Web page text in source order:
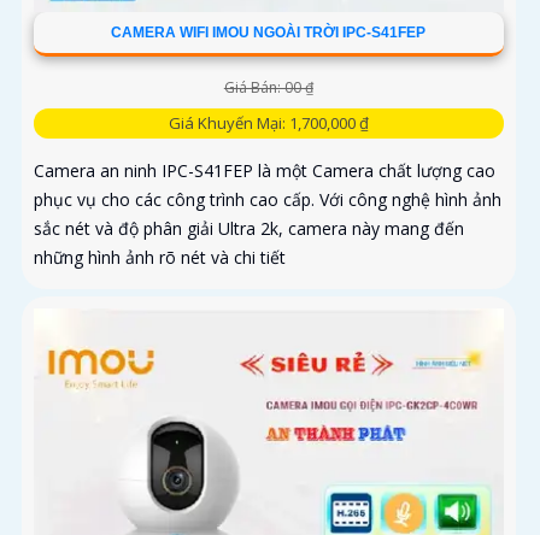
CAMERA WIFI IMOU NGOÀI TRỜI IPC-S41FEP
Giá Bán: 00 ₫
Giá Khuyến Mại: 1,700,000 ₫
Camera an ninh IPC-S41FEP là một Camera chất lượng cao
phục vụ cho các công trình cao cấp. Với công nghệ hình ảnh
sắc nét và độ phân giải Ultra 2k, camera này mang đến
những hình ảnh rõ nét và chi tiết